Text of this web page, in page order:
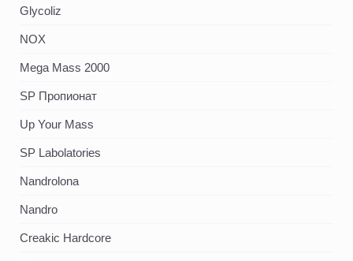
Glycoliz
NOX
Mega Mass 2000
SP Пропионат
Up Your Mass
SP Labolatories
Nandrolona
Nandro
Creakic Hardcore